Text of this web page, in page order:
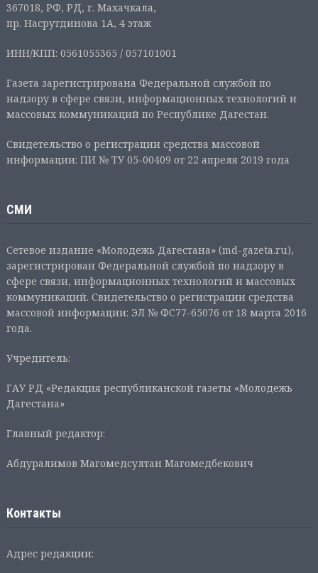
367018, РФ, РД, г. Махачкала,
пр. Насрутдинова 1А, 4 этаж
ИНН/КПП: 0561055365 / 057101001
Газета зарегистрирована Федеральной службой по
надзору в сфере связи, информационных технологий и
массовых коммуникаций по Республике Дагестан.
Свидетельство о регистрации средства массовой
информации: ПИ № ТУ 05-00409 от 22 апреля 2019 года
СМИ
Сетевое издание «Молодежь Дагестана» (md-gazeta.ru),
зарегистрирован Федеральной службой по надзору в
сфере связи, информационных технологий и массовых
коммуникаций. Свидетельство о регистрации средства
массовой информации: ЭЛ № ФС77-65076 от 18 марта 2016
года.
Учредитель:
ГАУ РД «Редакция республиканской газеты «Молодежь
Дагестана»
Главный редактор:
Абдуралимов Магомедсултан Магомедбекович
Контакты
Адрес редакции: